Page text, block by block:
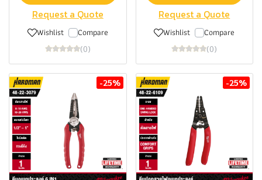
Request a Quote
Wishlist Compare
(0)
Request a Quote
Wishlist Compare
(0)
-25% -25%